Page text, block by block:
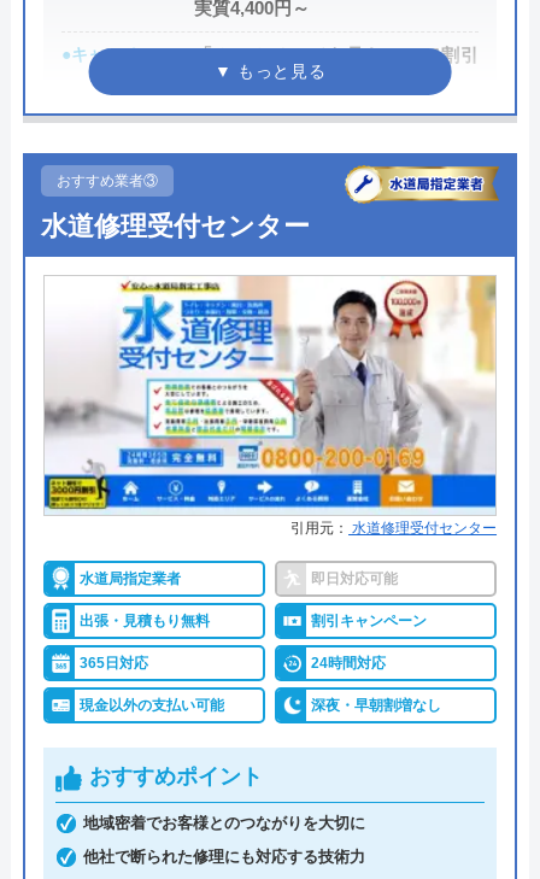
イースマイルの詳細ページはこちら
公式サイトで
料金詳細を見る
今すぐ電話で相談する
0120-091-026
イースマイルの基本情報
運営会社 株式会社イースマイル
代表者 島村禮孝
創業・設立 1992年6月1日創立
所在地
〒542-0066
大阪府大阪市中央区瓦屋町3丁目7-3 イ
ースマイルビル
対応エリア
実質4,400円～
●キャンペーン
「ホームページを見た！」で割引
2,000円
●受付時間
●定休日 年中無休
●出張見積もり 出張・見積もり無料
●支払い方法
現金、クレジットカード、コンビ
ニ後払い、QRコード決済
提携先は大手企業との法人契約多
数
●保証・保険
商品保証最長10年・施工保証最長5
年
ハウスラボホームがおすすめの理由
ハウスラボホームは全国各地に拠点を構えている水
道修理業者です。トイレ、キッチン、浴室などの水
6,600円からとお手頃価格で提供をしています。
万が一、水まわりに問題が発生した場合は、最短20
分でお客様の元にスタッフが駆けつけます。出張見
おすすめ業者③
水道修理受付センター
引用元： 水道修理受付センター
水道局指定業者 即日対応可能
出張・見積もり無料 割引キャンペーン
365日対応 24時間対応
現金以外の支払い可能 深夜・早朝割増なし
おすすめポイント
地域密着でお客様とのつながりを大切に
他社で断られた修理にも対応する技術力